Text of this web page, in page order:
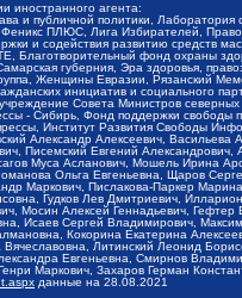
иностранного агента:
и публичной политики,
ПЛЮС, Лига Избирателей,
и содействия развитию средств
Благотворительный фонд охраны
губерния, Эра здоровья,
Женщины Евразии, Рязанский
инициатив и социального
Совета Министров северных
- Сибирь, Фонд поддержки
Институт Развития Свободы
Александр Алексеевич,
Писемский Евгений
Муса Асланович, Мошель Ирина
Ольга Евгеньевна, Щаров
Маркович, Пислакова-Паркер
Гудков Лев Дмитриевич,
Мосин Алексей Геннадьевич,
Исаев Сергей Владимирович,
Кокорина Екатерина
Литинский Леонид
Евгеньевна, Смирнов
Маркович, Захаров Герман
данные на 28.08.2021